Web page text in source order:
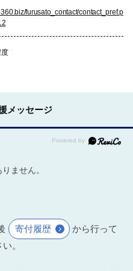
furusato_contact/contact_pref.p
メッセージ
ません。
寄付履歴
から行って
。